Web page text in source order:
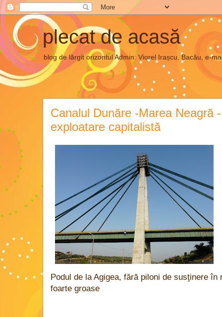
plecat de acasă
blog de lărgit orizontul Admin: Viorel Irașcu, Bacău, e-
Canalul Dunăre -Marea Neagră
exploatare capitalistă
Podul de la Agigea, fără piloni de susţinere
foarte groase